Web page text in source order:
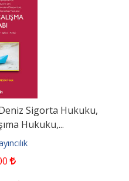
Sigorta Hukuku,
Hukuku,...